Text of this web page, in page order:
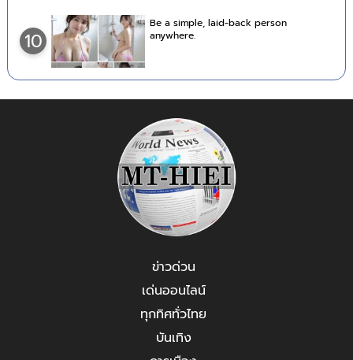
10
Be a simple, laid-back person
anywhere.
ข่าวด่วน
เด่นออนไลน์
ทุกทิศทั่วไทย
บันเทิง